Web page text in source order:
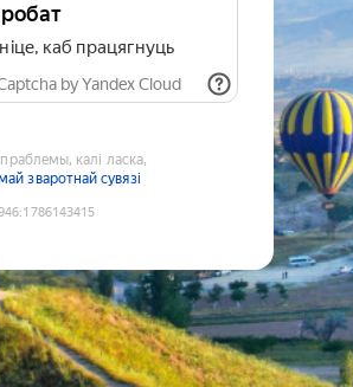
каб працягнуць
by Yandex Cloud
праблемы, калі ласка,
зваротнай сувязі
:1786143415